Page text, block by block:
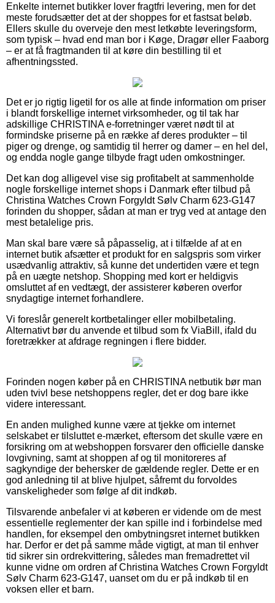
Enkelte internet butikker lover fragtfri levering, men for det
meste forudsætter det at der shoppes for et fastsat beløb.
Ellers skulle du overveje den mest letkøbte leveringsform,
som typisk – hvad end man bor i Køge, Dragør eller Faaborg
– er at få fragtmanden til at køre din bestilling til et
afhentningssted.
Det er jo rigtig ligetil for os alle at finde information om priser
i blandt forskellige internet virksomheder, og til tak har
adskillige CHRISTINA e-forretninger været nødt til at
formindske priserne på en række af deres produkter – til
piger og drenge, og samtidig til herrer og damer – en hel del,
og endda nogle gange tilbyde fragt uden omkostninger.
Det kan dog alligevel vise sig profitabelt at sammenholde
nogle forskellige internet shops i Danmark efter tilbud på
Christina Watches Crown Forgyldt Sølv Charm 623-G147
forinden du shopper, sådan at man er tryg ved at antage den
mest betalelige pris.
Man skal bare være så påpasselig, at i tilfælde af at en
internet butik afsætter et produkt for en salgspris som virker
usædvanlig attraktiv, så kunne det undertiden være et tegn
på en uægte netshop. Shopping med kort er heldigvis
omsluttet af en vedtægt, der assisterer køberen overfor
snydagtige internet forhandlere.
Vi foreslår generelt kortbetalinger eller mobilbetaling.
Alternativt bør du anvende et tilbud som fx ViaBill, ifald du
foretrækker at afdrage regningen i flere bidder.
Forinden nogen køber på en CHRISTINA netbutik bør man
uden tvivl bese netshoppens regler, det er dog bare ikke
videre interessant.
En anden mulighed kunne være at tjekke om internet
selskabet er tilsluttet e-mærket, eftersom det skulle være en
forsikring om at webshoppen forsvarer den officielle danske
lovgivning, samt at shoppen af og til monitoreres af
sagkyndige der behersker de gældende regler. Dette er en
god anledning til at blive hjulpet, såfremt du forvoldes
vanskeligheder som følge af dit indkøb.
Tilsvarende anbefaler vi at køberen er vidende om de mest
essentielle reglementer der kan spille ind i forbindelse med
handlen, for eksempel den ombytningsret internet butikken
har. Derfor er det på samme måde vigtigt, at man til enhver
tid sikrer sin ordrekvittering, således man fremadrettet vil
kunne vidne om ordren af Christina Watches Crown Forgyldt
Sølv Charm 623-G147, uanset om du er på indkøb til en
voksen eller et barn.